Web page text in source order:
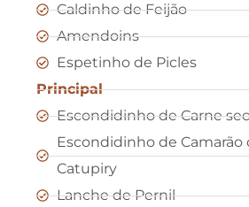
Caldinho de Feijão
Amendoins
Espetinho de Picles
Principal
Escondidinho de Carne
Escondidinho de Camarão
Catupiry
Lanche de Pernil